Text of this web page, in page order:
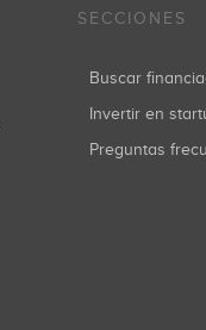
SECCIONES
Buscar
Invertir en
Preguntas